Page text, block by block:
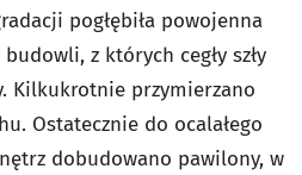
pogłębiła powojenna
z których cegły szły
Kilkukrotnie przymierzano
Ostatecznie do ocalałego
dobudowano pawilony, w